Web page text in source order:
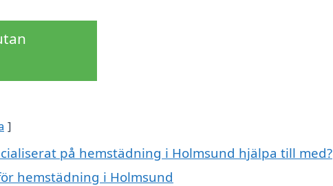
på hemstädning i Holmsund hjälpa till med?
hemstädning i Holmsund